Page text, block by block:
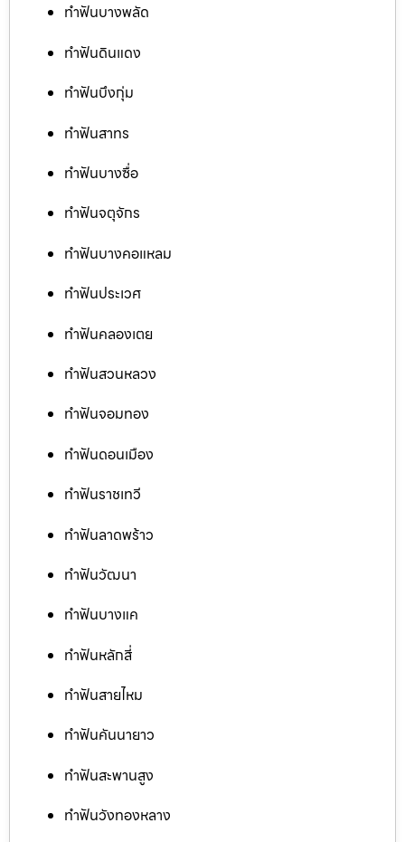
ทำฟันบางพลัด
ทำฟันดินแดง
ทำฟันบึงกุ่ม
ทำฟันสาทร
ทำฟันบางซื่อ
ทำฟันจตุจักร
ทำฟันบางคอแหลม
ทำฟันประเวศ
ทำฟันคลองเตย
ทำฟันสวนหลวง
ทำฟันจอมทอง
ทำฟันดอนเมือง
ทำฟันราชเทวี
ทำฟันลาดพร้าว
ทำฟันวัฒนา
ทำฟันบางแค
ทำฟันหลักสี่
ทำฟันสายไหม
ทำฟันคันนายาว
ทำฟันสะพานสูง
ทำฟันวังทองหลาง